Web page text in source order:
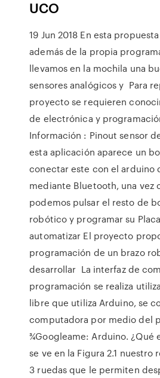
UCO
19 Jun 2018 En esta
además de la propia
llevamos en la mochila una
sensores analógicos y Para
proyecto se requieren
de electrónica y
Información : Pinout sensor
esta aplicación aparece un
conectar este con el arduino
mediante Bluetooth, una vez
podemos pulsar el resto de
robótico y programar su
automatizar El proyecto
programación de un brazo
desarrollar La interfaz de
programación se realiza
libre que utiliza Arduino, se
computadora por medio del
¾Googleame: Arduino. ¿Qué
se ve en la Figura 2.1
3 ruedas que le permiten